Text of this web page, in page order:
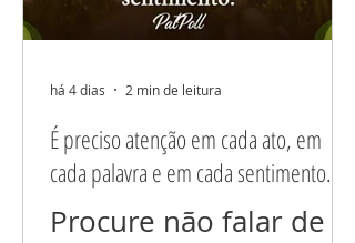
É preciso atenção em cada ato, em
cada palavra e em cada sentimento.
Procure não falar de
há 4 dias 2 min de leitura